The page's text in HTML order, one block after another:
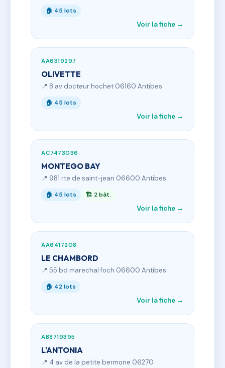
🏠 45 lots
Voir la fiche →
AA6319297
OLIVETTE
📍 8 av docteur hochet 06160 Antibes
🏠 45 lots
Voir la fiche →
AC7473036
MONTEGO BAY
📍 981 rte de saint-jean 06600 Antibes
🏠 45 lots 🏗 2 bât.
Voir la fiche →
AA6417208
LE CHAMBORD
📍 55 bd marechal foch 06600 Antibes
🏠 42 lots
Voir la fiche →
AB8719395
L'ANTONIA
📍 4 av de la petite bermone 06270